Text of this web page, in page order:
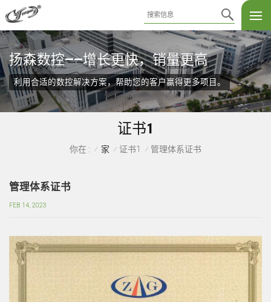
扬森数控——增长更快，销量更高
利用合适的数控解决方案，帮助您的客户赢得更多项目。
证书1
你在 : / 家 / 证书1 / 管理体系证书
管理体系证书
FEB 14, 2023